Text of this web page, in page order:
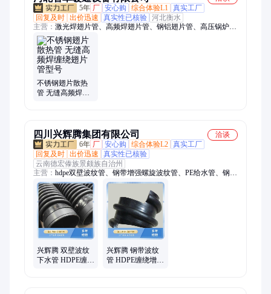
5年 厂 安心购 综合体验L1
真实工厂
回复及时 出价迅速 真实性已核验 河北衡水
主营： 激光焊翅片管、高频焊翅片管、钢铝翅片管、高压锅炉翅
片管、烘干房翅片管散热器、无缝翅片管、焊接翅片管、圆翼型
翅片管散热器、圆翼翅片管散热器、翅片换热管、翅片管散热
器、蒸汽换热器、空气换热器
不锈钢翅片散热
管 无缝高频焊缠
四川兴辉腾集团有限公司
洽谈
6年 厂 安心购 综合体验L2 真实工厂
回复及时 出价迅速
真实性已核验
云南德宏傣族景颇族自治州
主营： hdpe双壁波纹管、钢带增强螺旋波纹管、PE给水管、钢丝
网骨架管、PE燃气管、mpp电力管、PVC波纹管、PVC-U电力管
兴辉腾 双壁波纹
下水管 HDPE缠绕
兴辉腾 钢带波纹
管 HDPE缠绕增强